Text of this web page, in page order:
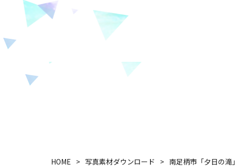
HOME 写真素材ダウンロード 南足柄市「夕日の滝」